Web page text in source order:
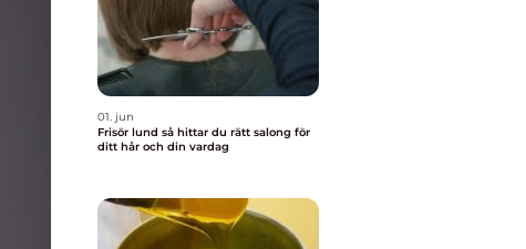
01. jun
Frisör lund så hittar du rätt salong för
ditt hår och din vardag